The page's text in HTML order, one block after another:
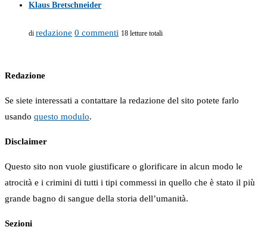
Klaus Bretschneider
di redazione 0 commenti 18 letture totali
Redazione
Se siete interessati a contattare la redazione del sito potete farlo
usando questo modulo.
Disclaimer
Questo sito non vuole giustificare o glorificare in alcun modo le
atrocità e i crimini di tutti i tipi commessi in quello che è stato il più
grande bagno di sangue della storia dell’umanità.
Sezioni